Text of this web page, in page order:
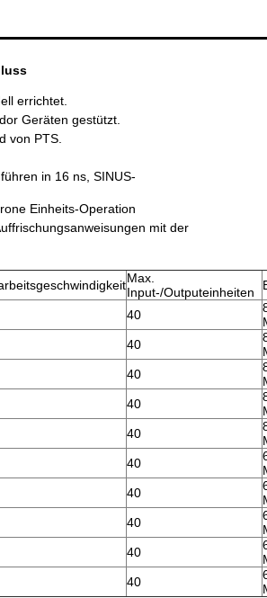
errichtet.
Geräten gestützt.
von PTS.
in 16 ns, SINUS-
Einheits-Operation
mit der
Max.
Input-/Outputeinheiten
40
40
40
40
40
40
40
40
40
40